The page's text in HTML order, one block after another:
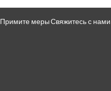
Примите мерыСвяжитесь с нами